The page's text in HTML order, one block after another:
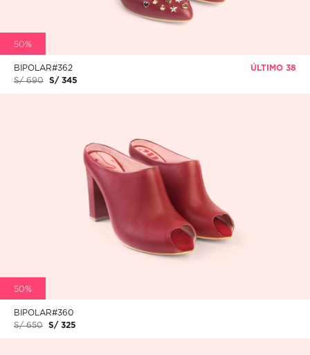
50%
BIPOLAR#362
S/ 690
S/ 345
ÚLTIMO 38
50%
BIPOLAR#360
S/ 650
S/ 325